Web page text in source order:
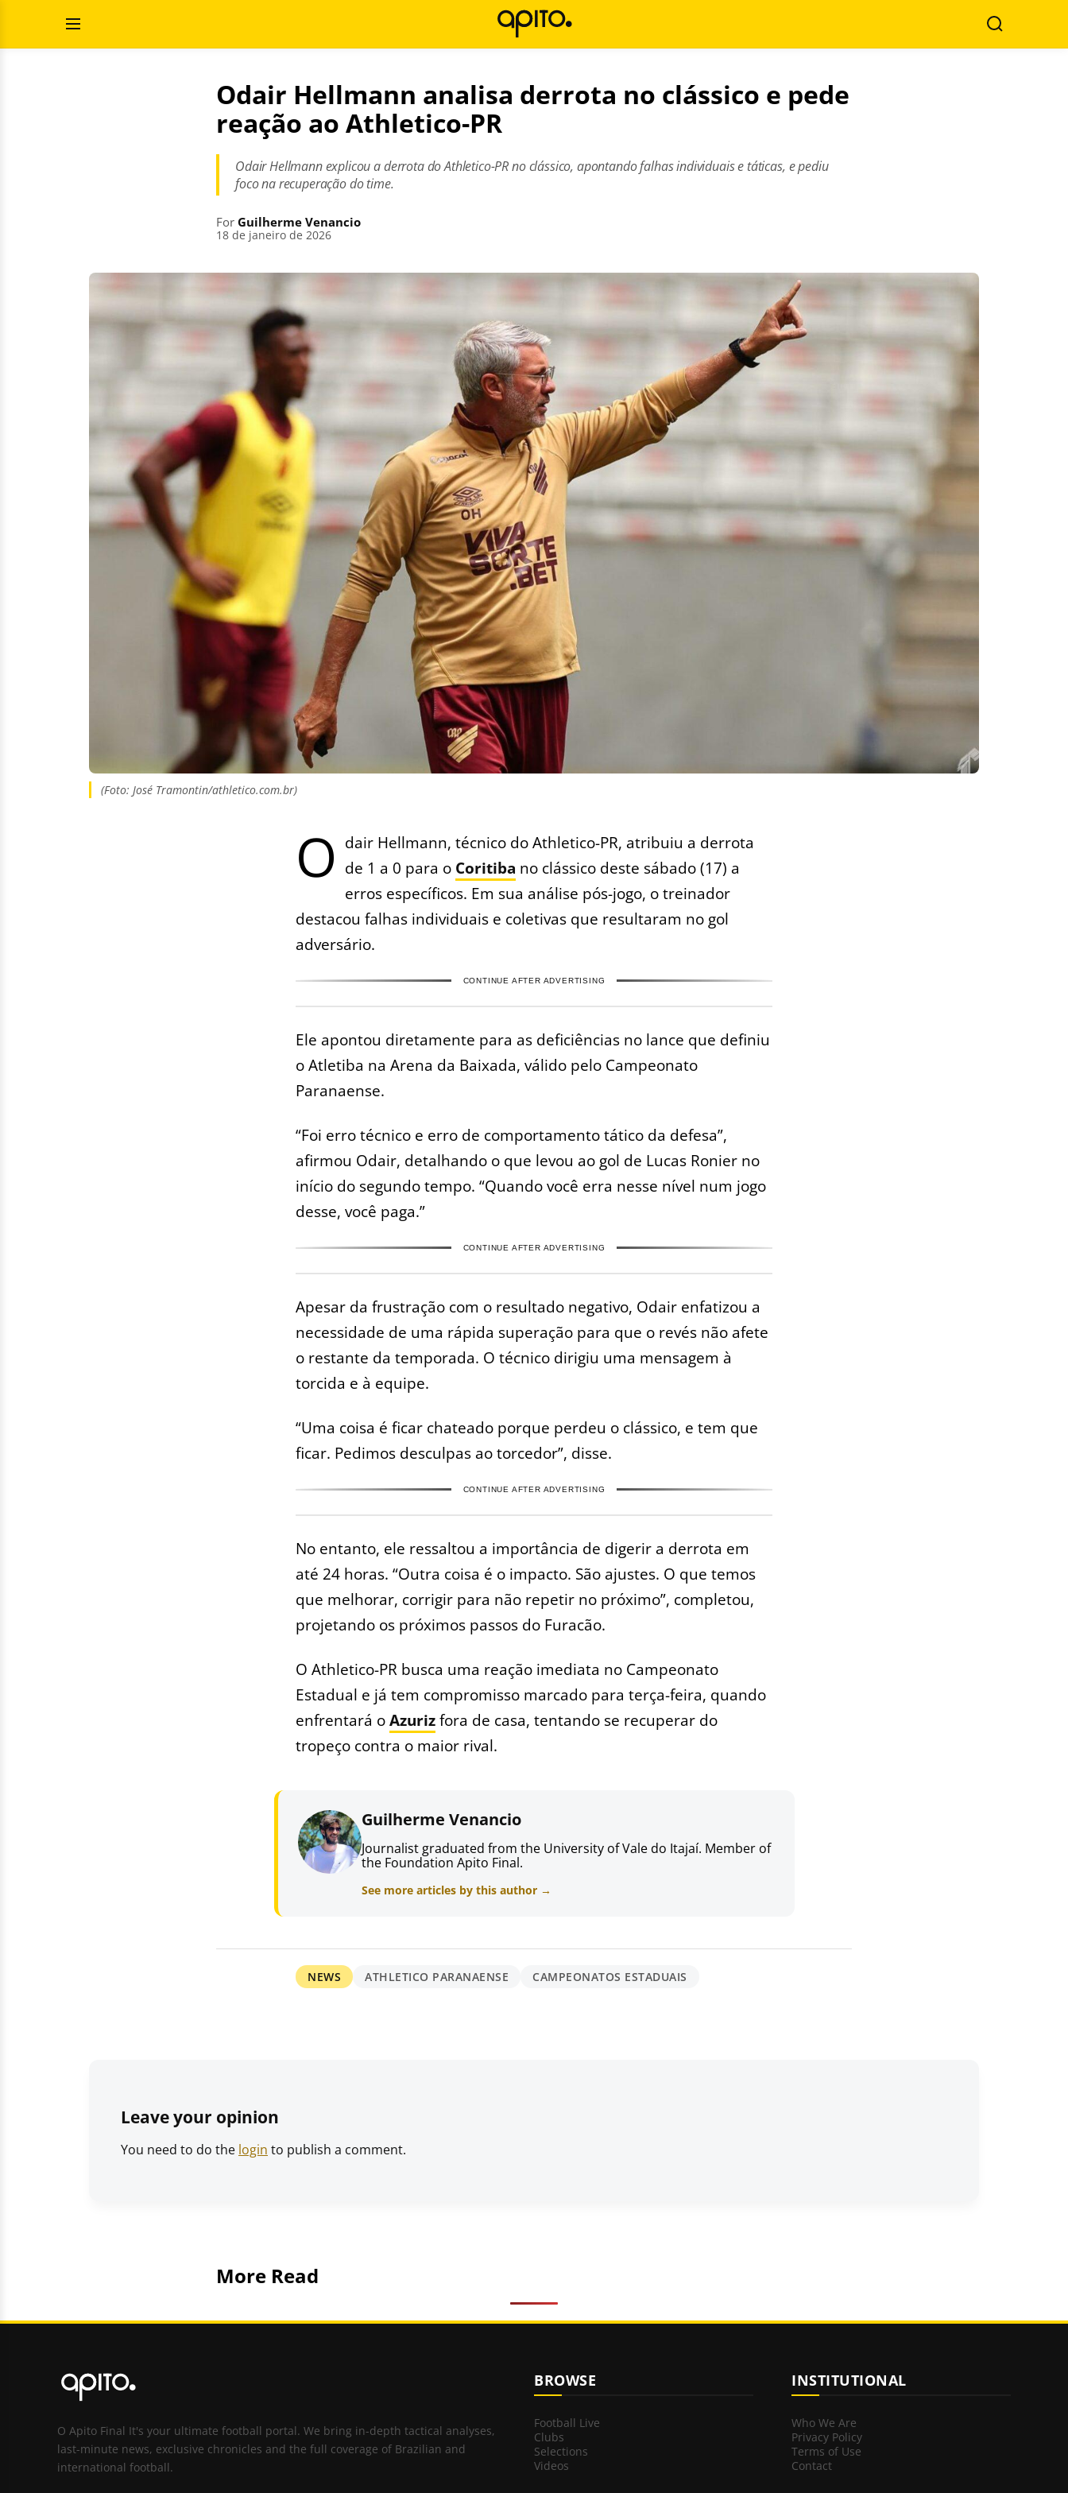
Open
Menu
Search
Odair Hellmann analisa derrota no clássico e pede
reação ao Athletico-PR
Odair Hellmann explicou a derrota do Athletico-PR no clássico, apontando falhas individuais e táticas, e pediu
foco na recuperação do time.
For Guilherme Venancio
18 de janeiro de 2026
(Foto: José Tramontin/athletico.com.br)
O dair Hellmann, técnico do Athletico-PR, atribuiu a derrota
de 1 a 0 para o Coritiba no clássico deste sábado (17) a
erros específicos. Em sua análise pós-jogo, o treinador
destacou falhas individuais e coletivas que resultaram no gol
adversário.
CONTINUE AFTER ADVERTISING
Ele apontou diretamente para as deficiências no lance que definiu
o Atletiba na Arena da Baixada, válido pelo Campeonato
Paranaense.
“Foi erro técnico e erro de comportamento tático da defesa”,
afirmou Odair, detalhando o que levou ao gol de Lucas Ronier no
início do segundo tempo. “Quando você erra nesse nível num jogo
desse, você paga.”
CONTINUE AFTER ADVERTISING
Apesar da frustração com o resultado negativo, Odair enfatizou a
necessidade de uma rápida superação para que o revés não afete
o restante da temporada. O técnico dirigiu uma mensagem à
torcida e à equipe.
“Uma coisa é ficar chateado porque perdeu o clássico, e tem que
ficar. Pedimos desculpas ao torcedor”, disse.
CONTINUE AFTER ADVERTISING
No entanto, ele ressaltou a importância de digerir a derrota em
até 24 horas. “Outra coisa é o impacto. São ajustes. O que temos
que melhorar, corrigir para não repetir no próximo”, completou,
projetando os próximos passos do Furacão.
O Athletico-PR busca uma reação imediata no Campeonato
Estadual e já tem compromisso marcado para terça-feira, quando
enfrentará oAzurizfora de casa, tentando se recuperar do
tropeço contra o maior rival.
Guilherme Venancio
Journalist graduated from the University of Vale do Itajaí. Member of
the Foundation Apito Final.
See more articles by this author →
NEWS ATHLETICO PARANAENSE CAMPEONATOS ESTADUAIS
Leave your opinion
You need to do the login to publish a comment.
More Read
O Apito Final It's your ultimate football portal. We bring in-depth tactical analyses,
last-minute news, exclusive chronicles and the full coverage of Brazilian and
international football.
BROWSE
Football Live
Clubs
Selections
Videos
INSTITUTIONAL
Who We Are
Privacy Policy
Terms of Use
Contact